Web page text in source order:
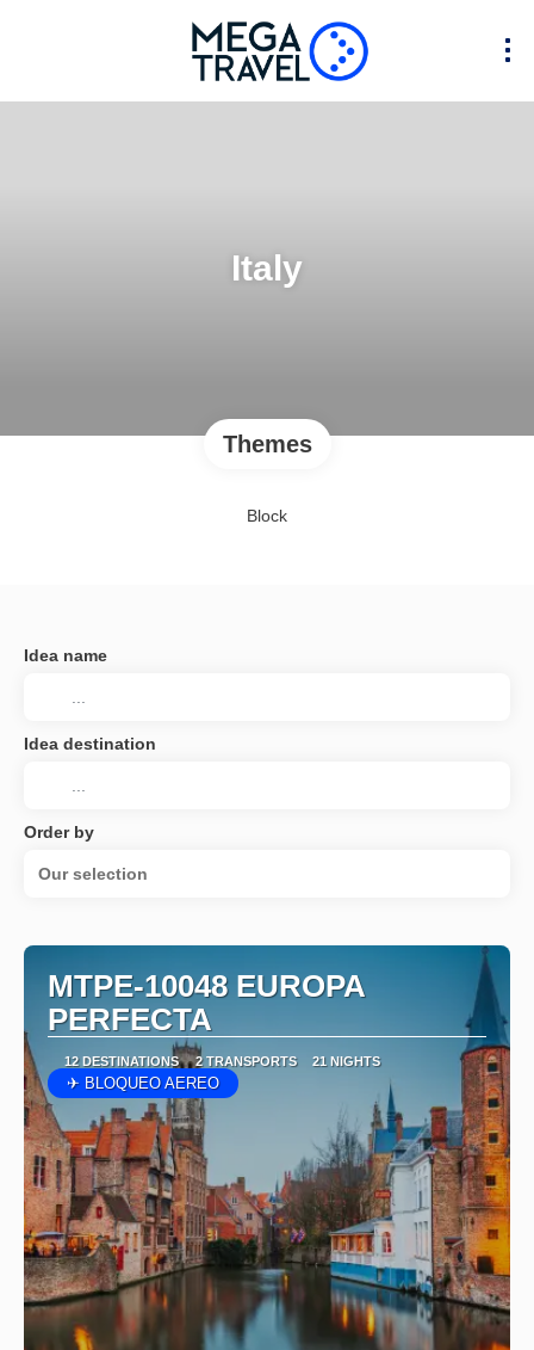
Italy
Themes
Block
Idea name
Idea destination
Order by
Our selection
MTPE-10048 EUROPA
PERFECTA
12 DESTINATIONS 2 TRANSPORTS 21 NIGHTS
✈ BLOQUEO AEREO